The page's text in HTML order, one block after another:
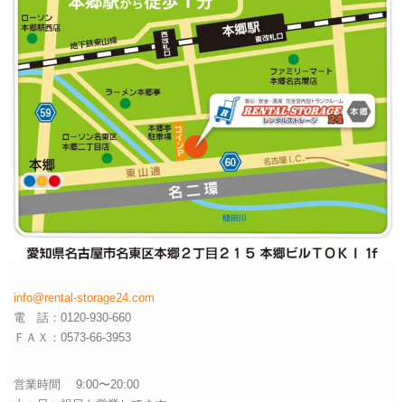
info@rental-storage24.com
電 話：0120-930-660
ＦＡＸ：0573-66-3953
営業時間 9:00〜20:00